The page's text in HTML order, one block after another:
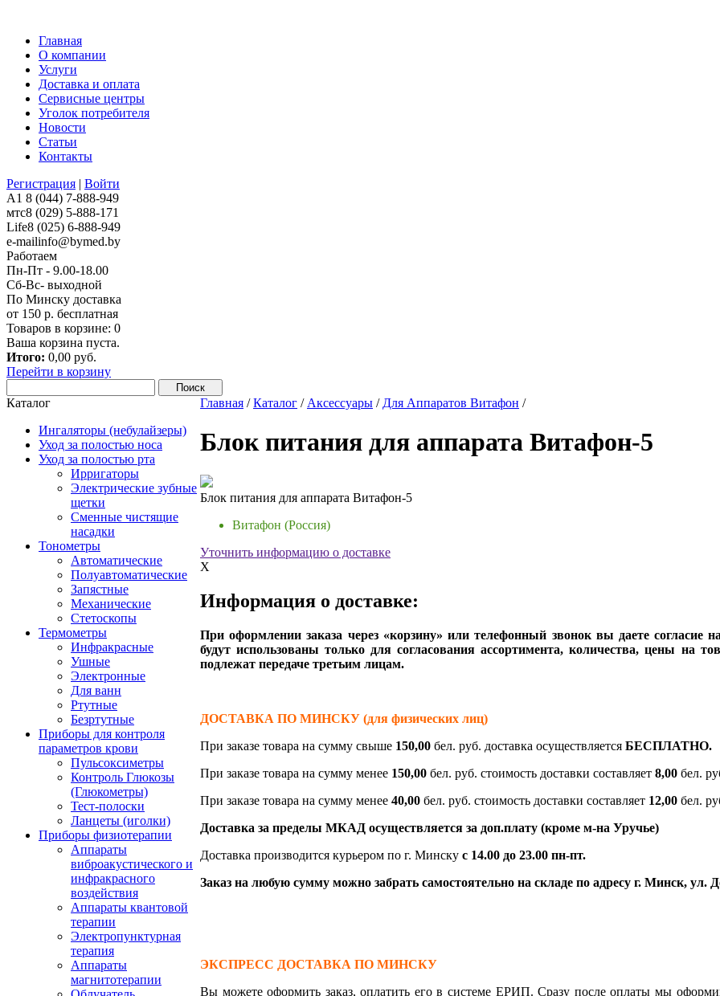
Главная
О компании
Услуги
Доставка и оплата
Сервисные центры
Уголок потребителя
Новости
Статьи
Контакты
Регистрация | Войти
A1 8 (044) 7-888-949
мтс8 (029) 5-888-171
Life8 (025) 6-888-949
e-mailinfo@bymed.by
Работаем
Пн-Пт - 9.00-18.00
Сб-Вс- выходной
По Минску доставка
от 150 р. бесплатная
Товаров в корзине: 0
Ваша корзина пуста.
Итого: 0,00 руб.
Перейти в корзину
Каталог
Ингаляторы (небулайзеры)
Уход за полостью носа
Уход за полостью рта
Ирригаторы
Электрические зубные
щетки
Сменные чистящие
насадки
Тонометры
Автоматические
Полуавтоматические
Запястные
Механические
Стетоскопы
Термометры
Инфракрасные
Ушные
Электронные
Для ванн
Ртутные
Безртутные
Приборы для контроля
параметров крови
Пульсоксиметры
Контроль Глюкозы
(Глюкометры)
Тест-полоски
Ланцеты (иголки)
Приборы физиотерапии
Аппараты
виброакустического и
инфракрасного
воздействия
Аппараты квантовой
терапии
Электропунктурная
терапия
Аппараты
магнитотерапии
Главная /Каталог / Аксессуары / Для Аппаратов Витафон /
Блок питания для аппарата Витафон-5
Блок питания для аппарата Витафон-5
Витафон (Россия)
Уточнить информацию о доставке
X
Информация о доставке:
При оформлении заказа через «корзину» или телефонный звонок вы даете
будут использованы только для согласования ассортимента, количества, цены на
подлежат передаче третьим лицам.
ДОСТАВКА ПО МИНСКУ (для физических лиц)
При заказе товара на сумму свыше 150,00 бел. руб. доставка осуществляется БЕСПЛАТНО.
При заказе товара на сумму менее 150,00 бел. руб. стоимость доставки составляет 8,00 бел.
При заказе товара на сумму менее 40,00 бел. руб. стоимость доставки составляет 12,00 бел.
Доставка за пределы МКАД осуществляется за доп.плату (кроме м-на Уручье)
Доставка производится курьером по г. Минску с 14.00 до 23.00 пн-пт.
Заказ на любую сумму можно забрать самостоятельно на складе по адресу г. Минск, ул.
ЭКСПРЕСС ДОСТАВКА ПО МИНСКУ
Вы можете оформить заказ, оплатить его в системе ЕРИП. Сразу после оплаты мы